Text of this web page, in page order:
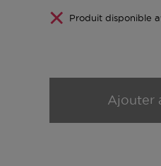
Produit disponible
Ajouter